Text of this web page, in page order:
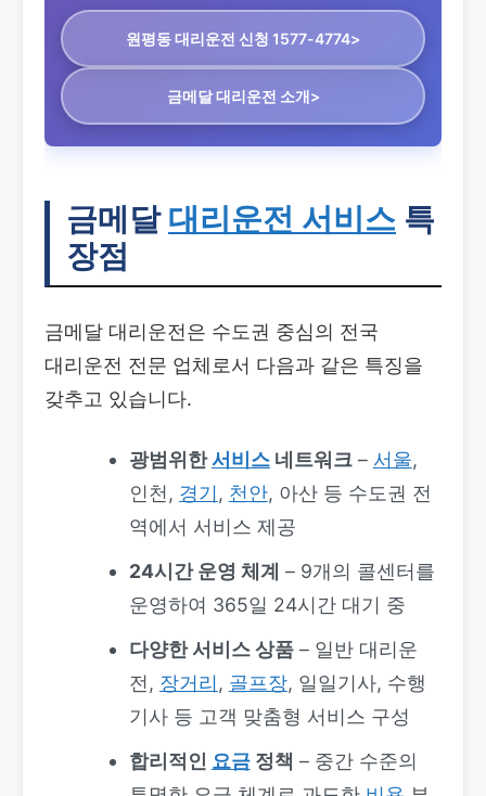
원평동 대리운전 신청 1577-4774>
금메달 대리운전 소개>
금메달 대리운전 서비스 특
장점
금메달 대리운전은 수도권 중심의 전국
대리운전 전문 업체로서 다음과 같은 특징을
갖추고 있습니다.
광범위한서비스네트워크– 서울,
인천, 경기, 천안, 아산 등 수도권 전
역에서 서비스 제공
24시간 운영 체계 – 9개의 콜센터를
운영하여 365일 24시간 대기 중
다양한 서비스 상품– 일반 대리운
전, 장거리, 골프장, 일일기사, 수행
기사 등 고객 맞춤형 서비스 구성
합리적인 요금정책 – 중간 수준의